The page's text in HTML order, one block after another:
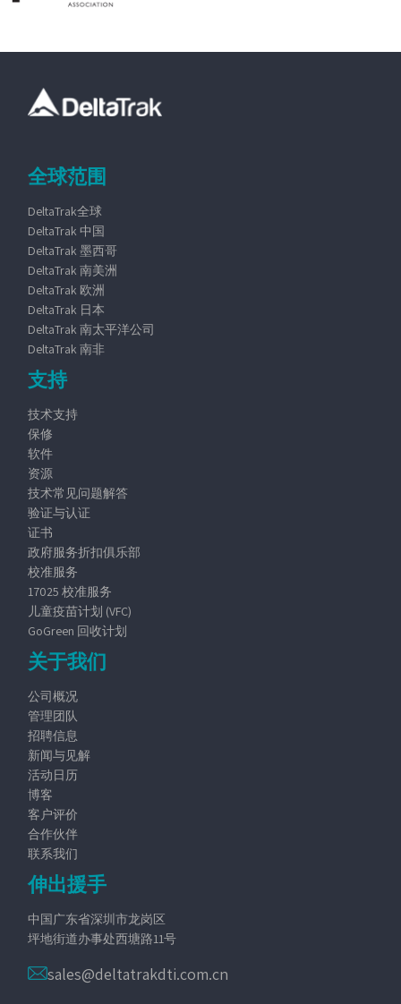
全球范围
DeltaTrak全球
DeltaTrak 中国
DeltaTrak 墨西哥
DeltaTrak 南美洲
DeltaTrak 欧洲
DeltaTrak 日本
DeltaTrak 南太平洋公司
DeltaTrak 南非
支持
技术支持
保修
软件
资源
技术常见问题解答
验证与认证
证书
政府服务折扣俱乐部
校准服务
17025 校准服务
儿童疫苗计划 (VFC)
GoGreen 回收计划
关于我们
公司概况
管理团队
招聘信息
新闻与见解
活动日历
博客
客户评价
合作伙伴
联系我们
伸出援手
中国广东省深圳市龙岗区
坪地街道办事处西塘路11号
sales@deltatrakdti.com.cn